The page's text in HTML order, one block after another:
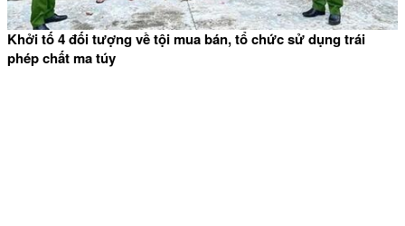
Khởi tố 4 đối tượng về tội mua bán, tổ chức sử dụng trái
phép chất ma túy